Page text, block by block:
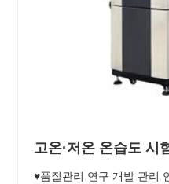
고온·저온 온습도 시
♥품질관리 연구 개발 관리